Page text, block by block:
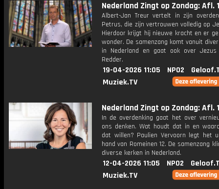
Nederland Zingt op Zondag: Afl.
Albert-Jan Treur vertelt in zijn
Petrus, die zijn vertrouwen volledig op
Hierdoor krijgt hij nieuwe kracht en er
wonder. De samenzang komt vanuit
in Nederland en gaat ook over
Redder.
19-04-2026 11:05 NPO2
Muziek.TV
Nederland Zingt op Zondag: Afl.
In de overdenking gaat het over
ons denken. Wat houdt dat in en
dat willen? Paulien Vervoorn legt het
hand van Romeinen 12. De samenzang
diverse kerken in Nederland.
12-04-2026 11:05 NPO2
Muziek.TV